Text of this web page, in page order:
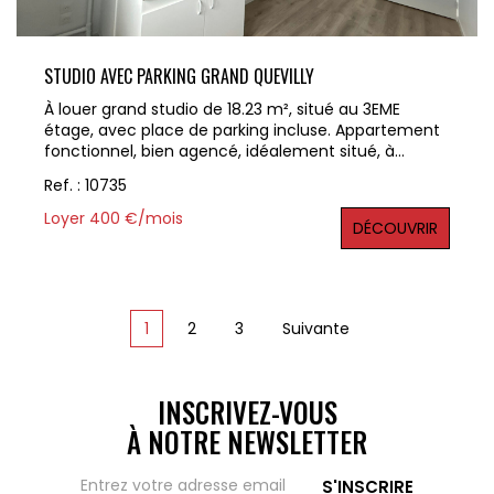
STUDIO AVEC PARKING GRAND QUEVILLY
À louer grand studio de 18.23 m², situé au 3EME
étage, avec place de parking incluse. Appartement
fonctionnel, bien agencé, idéalement situé, à
transports. Disponible de suite. Loyer : 310 € +
Charges : 50 € (entretien des parties communes,
ascenseur, foncier) Honoraires locataire : 200 .53€
TTC dont 54.69€ TTC pour l'état des lieux Pour plus
du bien est 10735 Les informations sur les risques liés
à ce bien est exposé sont disponibles sur le site
Ref. : 10735
Loyer 400 €/mois
DÉCOUVRIR
1 2 3 Suivante
INSCRIVEZ-VOUS
À NOTRE NEWSLETTER
S'INSCRIRE